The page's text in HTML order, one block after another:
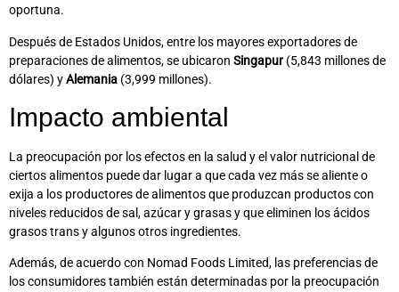
oportuna.
Después de Estados Unidos, entre los mayores exportadores de
preparaciones de alimentos, se ubicaron Singapur(5,843 millones de
dólares) yAlemania (3,999 millones).
Impacto ambiental
La preocupación por los efectos en la salud y el valor nutricional de
ciertos alimentos puede dar lugar a que cada vez más se aliente o
exija a los productores de alimentos que produzcan productos con
niveles reducidos de sal, azúcar y grasas y que eliminen los ácidos
grasos trans y algunos otros ingredientes.
Además, de acuerdo con Nomad Foods Limited, las preferencias de
los consumidores también están determinadas por la preocupación